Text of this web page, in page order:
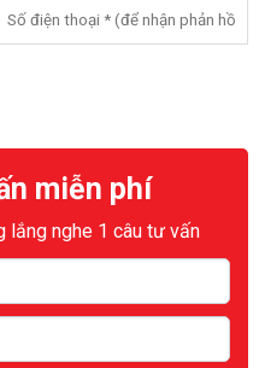
miễn phí
lắng nghe 1 câu tư vấn